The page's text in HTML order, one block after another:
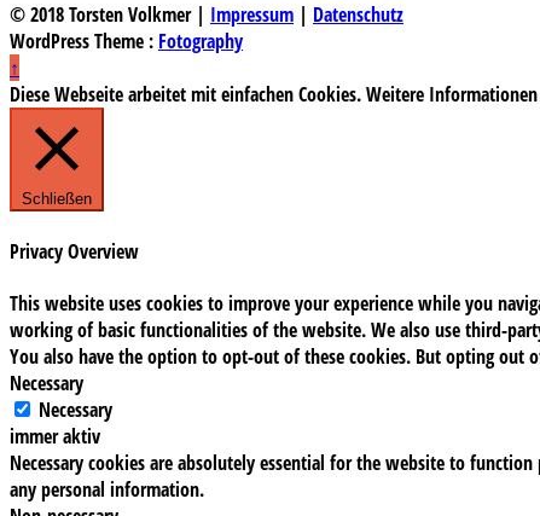
© 2018 Torsten Volkmer | Impressum | Datenschutz
WordPress Theme : Fotography
↑
Diese Webseite arbeitet mit einfachen Cookies. Weitere
Schließen
Privacy Overview
This website uses cookies to improve your experience while you
working of basic functionalities of the website. We also use third-
You also have the option to opt-out of these cookies. But opting out
Necessary
Necessary
immer aktiv
Necessary cookies are absolutely essential for the website to
any personal information.